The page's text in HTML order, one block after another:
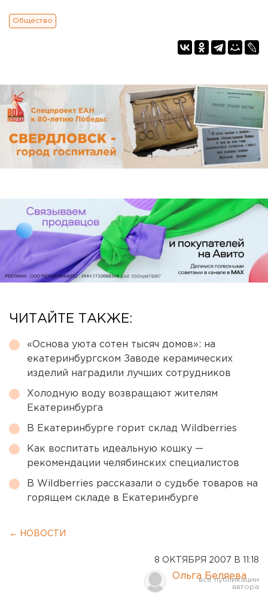
Общество
ЧИТАЙТЕ ТАКЖЕ:
«Основа уюта сотен тысяч домов»: на
екатеринбургском Заводе керамических
изделий наградили лучших сотрудников
Холодную воду возвращают жителям
Екатеринбурга
В Екатеринбурге горит склад Wildberries
Как воспитать идеальную кошку —
рекомендации челябинских специалистов
В Wildberries рассказали о судьбе товаров на
горящем складе в Екатеринбурге
← НОВОСТИ
8 ОКТЯБРЯ 2007 В 11:18
Ольга Беляева